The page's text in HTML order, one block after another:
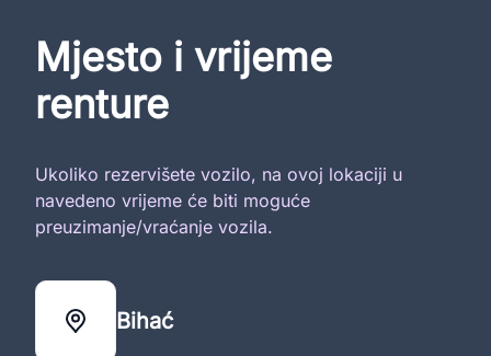
Mjesto i vrijeme
renture
Ukoliko rezervišete vozilo, na ovoj lokaciji u
navedeno vrijeme će biti moguće
preuzimanje/vraćanje vozila.
Bihać